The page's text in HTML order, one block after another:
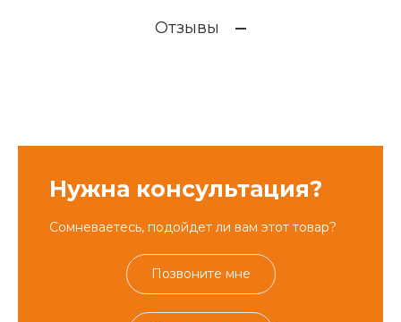
Отзывы
Нужна консультация?
Сомневаетесь, подойдет ли вам этот товар?
Позвоните мне